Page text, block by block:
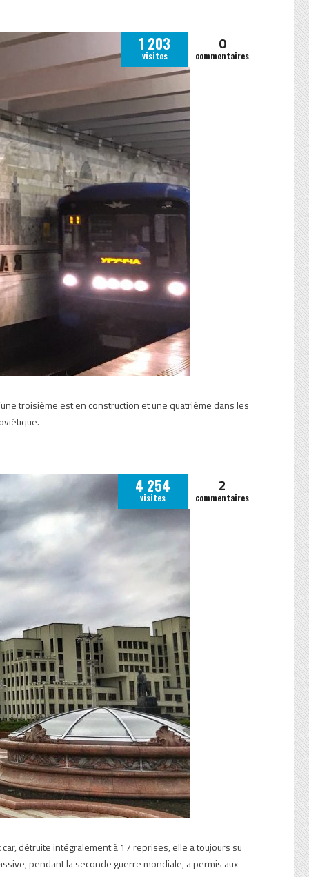
1 203
visites
0
commentaires
troisième est en construction et une quatrième dans les
4 254
visites
2
commentaires
détruite intégralement à 17 reprises, elle a toujours su
pendant la seconde guerre mondiale, a permis aux